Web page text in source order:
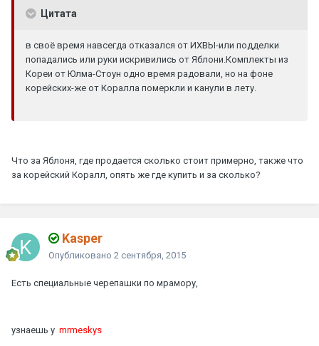
Цитата
в своё время навсегда отказался от ИХВЫ-или подделки
попадались или руки искривились от Яблони.Комплекты из
Кореи от Юлма-Стоун одно время радовали, но на фоне
корейских-же от Коралла померкли и канули в лету.
Что за Яблоня, где продается сколько стоит примерно, также что
за корейский Коралл, опять же где купить и за сколько?
Kasper
Опубликовано 2 сентября, 2015
Есть специальные черепашки по мрамору,
узнаешь у mrmeskys